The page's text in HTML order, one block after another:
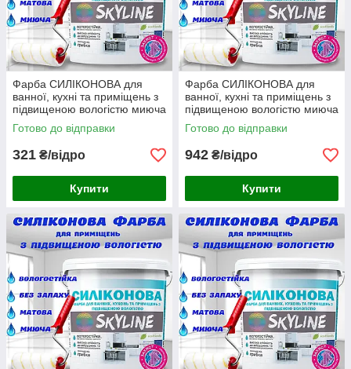
Фарба СИЛІКОНОВА для
ванної, кухні та приміщень з
підвищеною вологістю миюча
протигрибкова емаль SkyLine
Біла 1,4 кг
Готово до відправки
321 ₴/відро
Купити
Фарба СИЛІКОНОВА для
ванної, кухні та приміщень з
підвищеною вологістю миюча
протигрибкова емаль SkyLine
Біла 4.2 кг
Готово до відправки
942 ₴/відро
Купити